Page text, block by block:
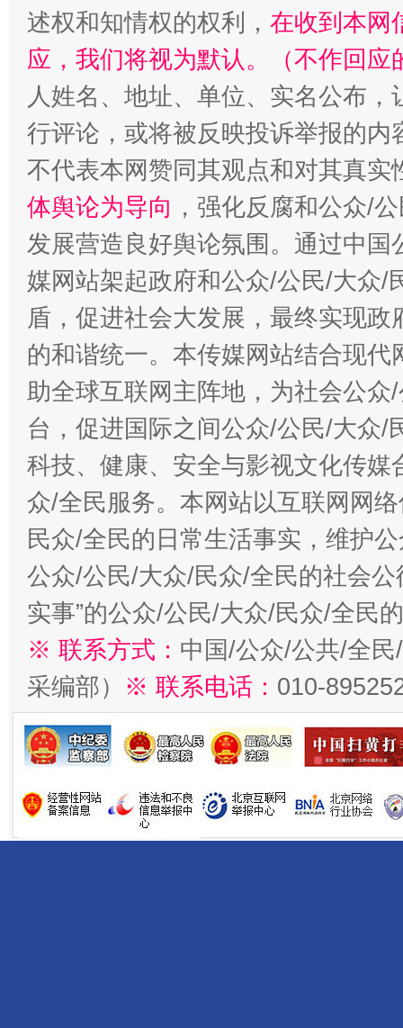
“蜀中异人”王建安的艺术幻境
述权和知情权的权利， 在收到本网
应，我们将视为默认。（不作回应
人姓名、地址、单位、实名公布
行评论，或将被反映投诉举报的
不代表本网赞同其观点和对其真实
体舆论为导向 ，强化反腐和公众/
发展营造良好舆论氛围。通过中
媒网站架起政府和公众/公民/大众/
盾，促进社会大发展，最终实现
的和谐统一。本传媒网站结合现
助全球互联网主阵地，为社会公
台，促进国际之间公众/公民/大众/
科技、健康、安全与影视文化传
众/全民服务。本网站以互联网网
民众/全民的日常生活事实，维护
公众/公民/大众/民众/全民的社会公
实事”的公众/公民/大众/民众/全民
※ 联系方式： 中国/公众/公共/全
采编部） ※ 联系电话： 010-